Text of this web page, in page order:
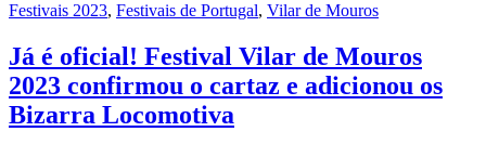
Festivais 2023, Festivais de Portugal, Vilar de Mouros
Já é oficial! Festival Vilar de Mouros
2023 confirmou o cartaz e adicionou os
Bizarra Locomotiva